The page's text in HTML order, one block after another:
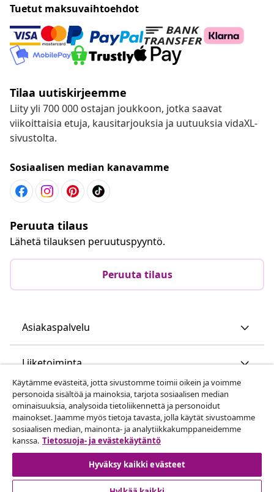
Tuetut maksuvaihtoehdot
Tilaa uutiskirjeemme
Liity yli 700 000 ostajan joukkoon, jotka saavat
viikoittaisia etuja, kausitarjouksia ja uutuuksia vidaXL-
sivustolta.
Sosiaalisen median kanavamme
Peruuta tilaus
Lähetä tilauksen peruutuspyyntö.
Peruuta tilaus
Asiakaspalvelu
Liiketoiminta
vidaXL
Löydä lisää
Käytämme evästeitä, jotta sivustomme toimii oikein ja voimme
personoida sisältöä ja mainoksia, tarjota sosiaalisen median
ominaisuuksia, analysoida tietoliikennettä ja personoidut
mainokset. Jaamme myös tietoja tavasta, jolla käytät sivustoamme
sosiaalisen median, mainonta- ja analytiikkakumppaneidemme
kanssa. Tietosuoja- ja evästekäytäntö
Hyväksy kaikki evästeet